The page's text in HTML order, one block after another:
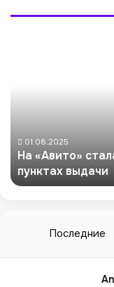
т
о
01.08.2025
На «Авито»
пунктах выдачи
Последние